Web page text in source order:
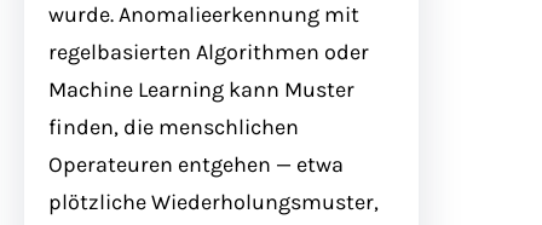
wurde. Anomalieerkennung mit
regelbasierten Algorithmen oder
Machine Learning kann Muster
finden, die menschlichen
Operateuren entgehen — etwa
plötzliche Wiederholungsmuster,